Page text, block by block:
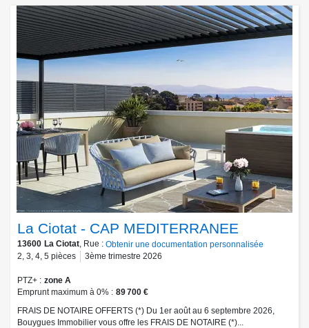
La Ciotat - CAP MEDITERRANEE
13600 La Ciotat, Rue : Obtenir une documentation personnalisée
2, 3, 4, 5 pièces 3ème trimestre 2026
PTZ+
zone A
Emprunt maximum à 0%
89 700 €
FRAIS DE NOTAIRE OFFERTS (*) Du 1er août au 6 septembre 2026,
Bouygues Immobilier vous offre les FRAIS DE NOTAIRE (*)...